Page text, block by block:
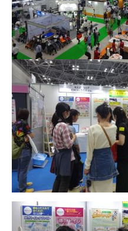
1号館総合受付：〒194-
TEL：042-729-1026 (